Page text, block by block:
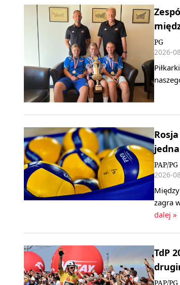
PG
2026-
PAP/PG
2026-
zagra
dalej »
TdP
PAP/PG